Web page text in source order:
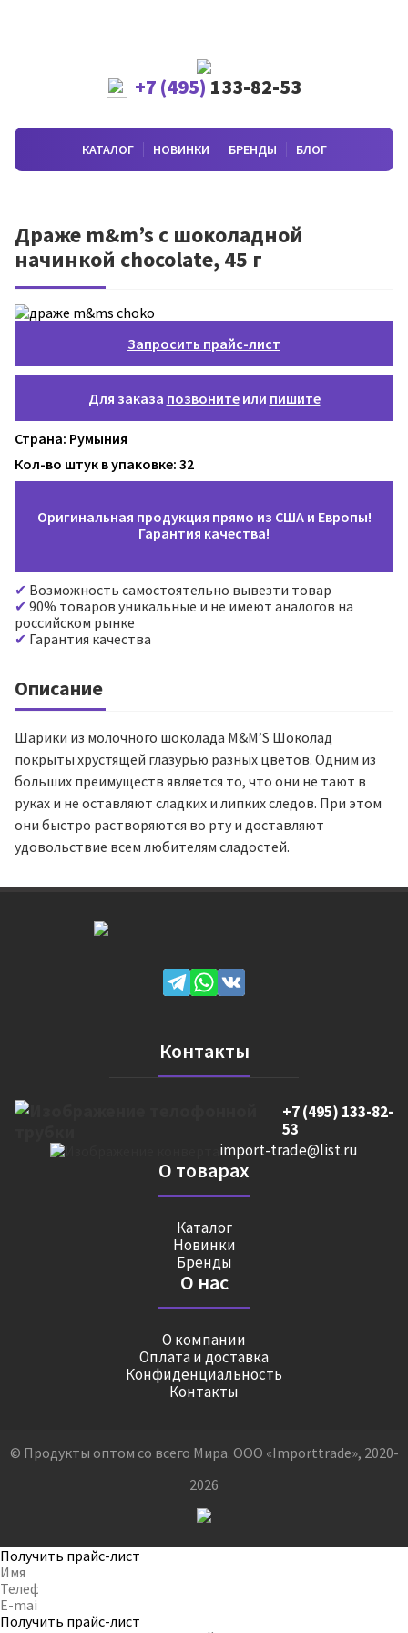
+7 (495) 133-82-53
КАТАЛОГ НОВИНКИ БРЕНДЫ БЛОГ
Драже m&m’s с шоколадной
начинкой chocolate, 45 г
Запросить прайс-лист
Для заказа позвонитеили пишите
Страна: Румыния
Кол-во штук в упаковке: 32
Оригинальная продукция прямо из США и Европы!
Гарантия качества!
Возможность самостоятельно вывезти товар
90% товаров уникальные и не имеют аналогов на
российском рынке
Гарантия качества
Описание
Шарики из молочного шоколада M&M’S Шоколад
покрыты хрустящей глазурью разных цветов. Одним из
больших преимуществ является то, что они не тают в
руках и не оставляют сладких и липких следов. При этом
они быстро растворяются во рту и доставляют
удовольствие всем любителям сладостей.
Контакты
+7 (495) 133-82-
53
import-trade@list.ru
О товарах
Каталог
Новинки
Бренды
О нас
О компании
Оплата и доставка
Конфиденциальность
Контакты
© Продукты оптом со всего Мира. ООО «Importtrade», 2020-
2026
Получить прайс-лист
Получить прайс-лист